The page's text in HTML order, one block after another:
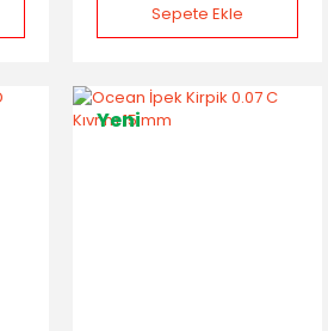
Sepete Ekle
Yeni